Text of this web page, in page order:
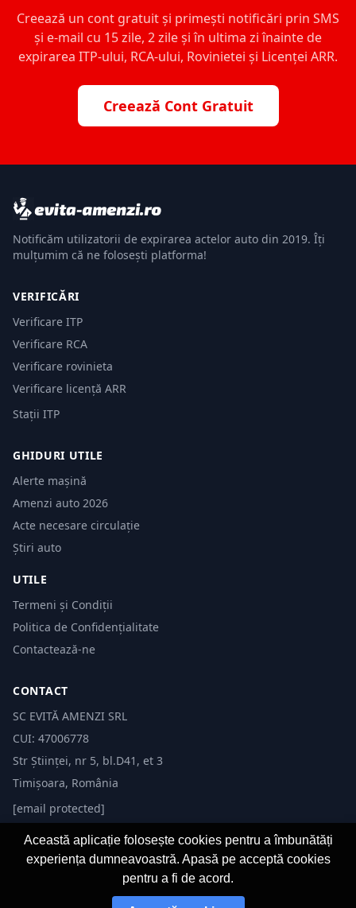
Creează un cont gratuit și primești notificări prin SMS
și e-mail cu 15 zile, 2 zile și în ultima zi înainte de
expirarea ITP-ului, RCA-ului, Rovinietei și Licenței ARR.
Creează Cont Gratuit
Notificăm utilizatorii de expirarea actelor auto din 2019. Îți
mulțumim că ne folosești platforma!
VERIFICĂRI
Verificare ITP
Verificare RCA
Verificare rovinieta
Verificare licență ARR
Stații ITP
GHIDURI UTILE
Alerte mașină
Amenzi auto 2026
Acte necesare circulație
Știri auto
UTILE
Termeni și Condiții
Politica de Confidențialitate
Contactează-ne
CONTACT
SC EVITĂ AMENZI SRL
CUI: 47006778
Str Științei, nr 5, bl.D41, et 3
Timișoara, România
[email protected]
© 2026 Evită Amenzi. Toate drepturile rezervate.
Această aplicație folosește cookies pentru a îmbunătăți
experiența dumneavoastră. Apasă pe acceptă cookies
pentru a fi de acord.